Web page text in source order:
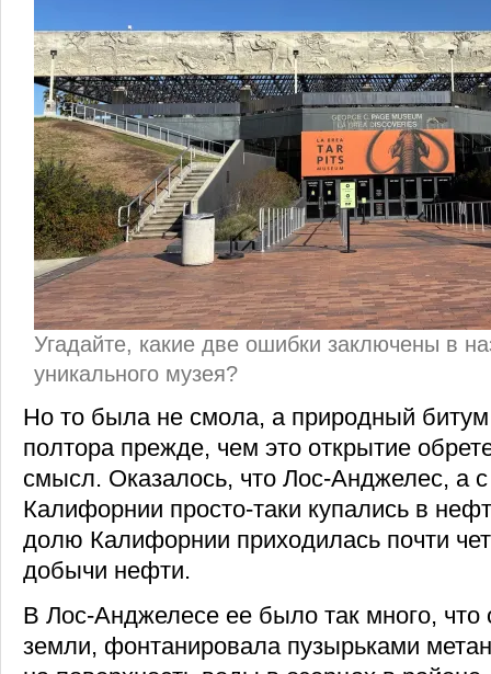
Угадайте, какие две ошибки заключены в
уникального музея?
Но то была не смола, а природный
полтора прежде, чем это открытие
смысл. Оказалось, что Лос-Анджелес, а
Калифорнии просто-таки купались в
долю Калифорнии приходилась почти
добычи нефти.
В Лос-Анджелесе ее было так много, что
земли, фонтанировала пузырьками